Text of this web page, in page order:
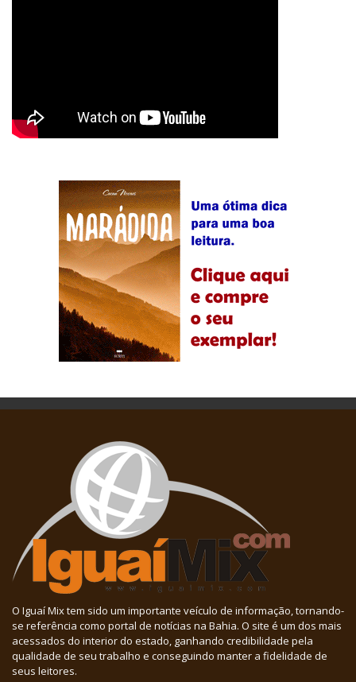
O Iguaí Mix tem sido um importante veículo de informação, tornando-
se referência como portal de notícias na Bahia. O site é um dos mais
acessados do interior do estado, ganhando credibilidade pela
qualidade de seu trabalho e conseguindo manter a fidelidade de
seus leitores.